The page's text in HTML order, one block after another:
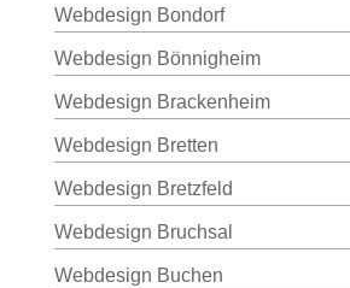
Webdesign Bondorf
Webdesign Bönnigheim
Webdesign Brackenheim
Webdesign Bretten
Webdesign Bretzfeld
Webdesign Bruchsal
Webdesign Buchen